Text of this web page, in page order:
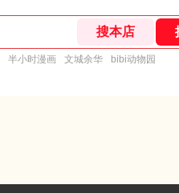
半小时漫画 文城余华 bibi动物园